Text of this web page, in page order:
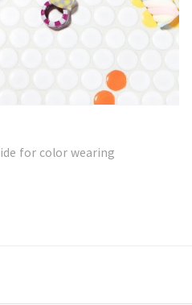
for color wearing